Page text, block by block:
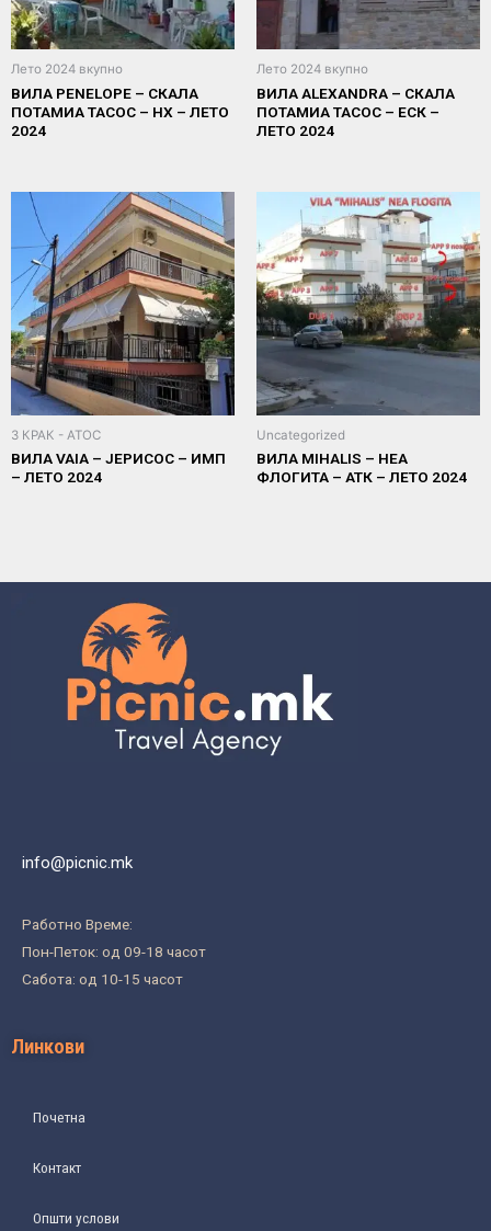
Лето 2024 вкупно
ВИЛА PENELOPE – СКАЛА
ПОТАМИА ТАСОС – НХ – ЛЕТО
2024
Лето 2024 вкупно
ВИЛА ALEXANDRA – СКАЛА
ПОТАМИА ТАСОС – ЕСК –
ЛЕТО 2024
3 КРАК - АТОС
ВИЛА VAIA – ЈЕРИСОС – ИМП
– ЛЕТО 2024
Uncategorized
ВИЛА MIHALIS – НЕА
ФЛОГИТА – АТК – ЛЕТО 2024
info@picnic.mk
Работно Време:
Пон-Петок: од 09-18 часот
Сабота: од 10-15 часот
Линкови
Почетна
Контакт
Општи услови